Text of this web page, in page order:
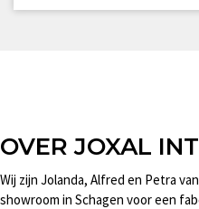
OVER JOXAL
Wij zijn Jolanda, Alfred en Petra
showroom in Schagen voor een